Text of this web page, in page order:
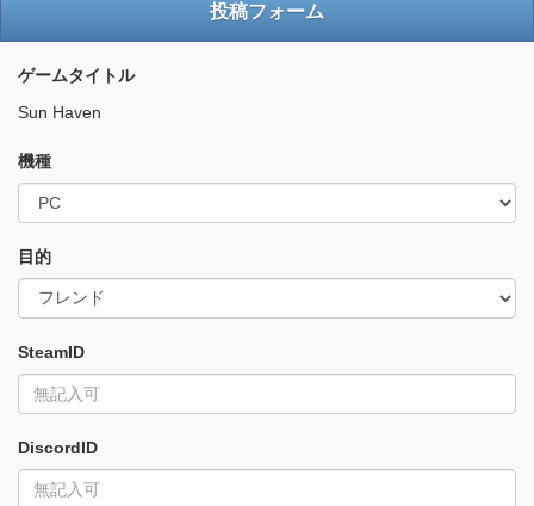
投稿フォーム
ゲームタイトル
Sun Haven
機種
目的
SteamID
DiscordID